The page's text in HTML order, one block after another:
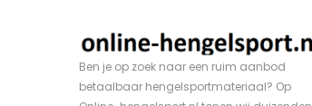
Ben je op zoek naar een ruim aanbod
betaalbaar hengelsportmateriaal? Op